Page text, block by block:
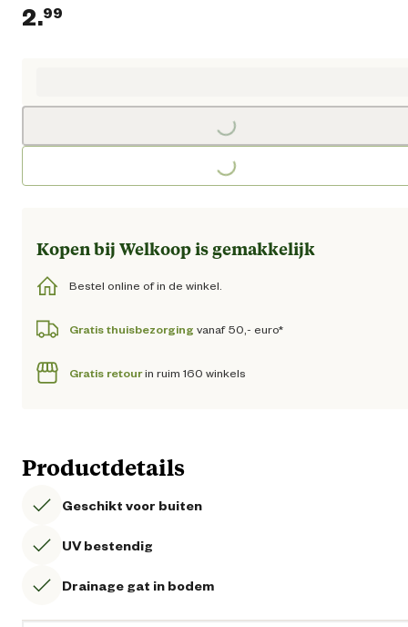
2.99
Loading...
Loading...
Kopen bij Welkoop is gemakkelijk
Bestel online of in de winkel.
Gratis thuisbezorging vanaf 50,- euro*
Gratis retourin ruim 160 winkels
Productdetails
Geschikt voor buiten
UV bestendig
Drainage gat in bodem